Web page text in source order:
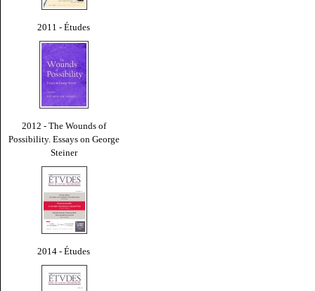
2011 - Études
2012 - The Wounds of
Possibility. Essays on George
Steiner
2014 - Études